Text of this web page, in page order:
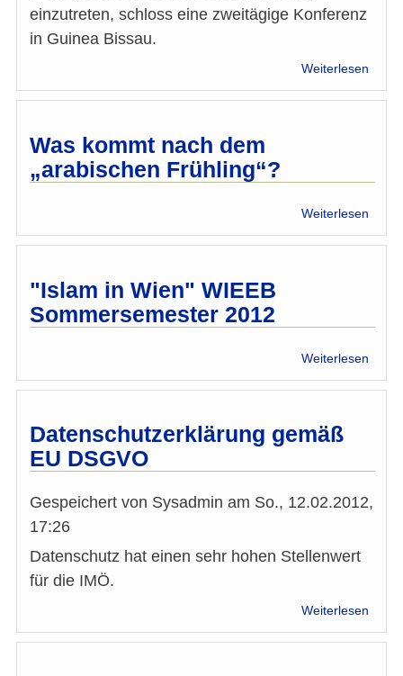
einzutreten, schloss eine zweitägige Konferenz
in Guinea Bissau.
Weiterlesen
Was kommt nach dem
„arabischen Frühling“?
Weiterlesen
"Islam in Wien" WIEEB
Sommersemester 2012
Weiterlesen
in
Datenschutzerklärung gemäß
EU DSGVO
Gespeichert von Sysadmin am So., 12.02.2012,
17:26
Datenschutz hat einen sehr hohen Stellenwert
für die IMÖ.
Weiterlesen